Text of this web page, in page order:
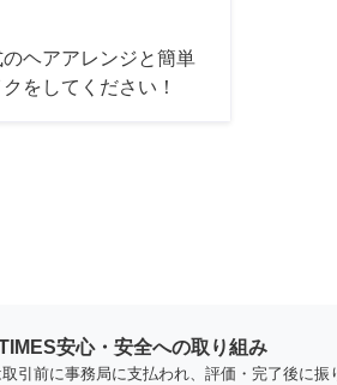
ヘアアレンジと簡単
をしてください！
安心・安全への取り組み
引前に事務局に支払われ、評価・完了後に